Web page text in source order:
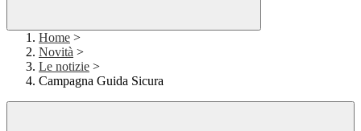
Home >
Novità >
Le notizie >
Campagna Guida Sicura